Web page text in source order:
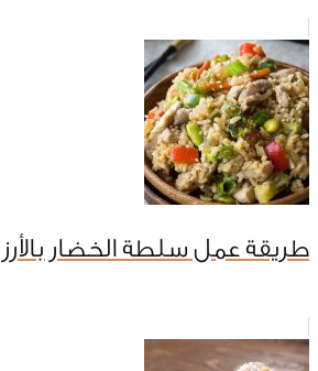
طريقة عمل سلطة الخضار